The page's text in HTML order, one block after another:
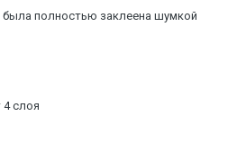
была полностью заклеена шумкой
4 слоя